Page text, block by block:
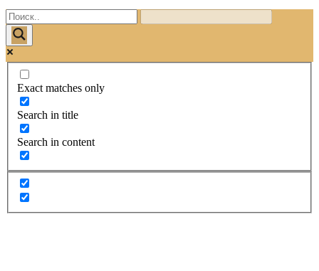
Exact matches only
Search in title
Search in content